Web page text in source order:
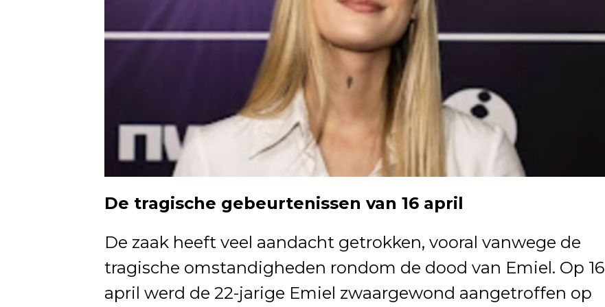
De tragische gebeurtenissen van 16 april
De zaak heeft veel aandacht getrokken, vooral vanwege de
tragische omstandigheden rondom de dood van Emiel. Op 16
april werd de 22-jarige Emiel zwaargewond aangetroffen op